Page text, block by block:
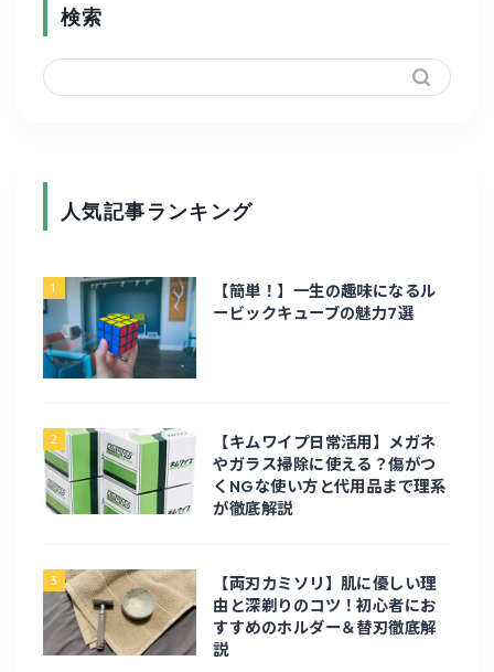
検索
人気記事ランキング
1
【簡単！】一生の趣味になるル
ービックキューブの魅力7選
2
【キムワイプ日常活用】メガネ
やガラス掃除に使える？傷がつ
くNGな使い方と代用品まで理系
が徹底解説
3
【両刃カミソリ】肌に優しい理
由と深剃りのコツ！初心者にお
すすめのホルダー＆替刃徹底解
説
ガジェット・家電
電化製品
旅行・お出かけ